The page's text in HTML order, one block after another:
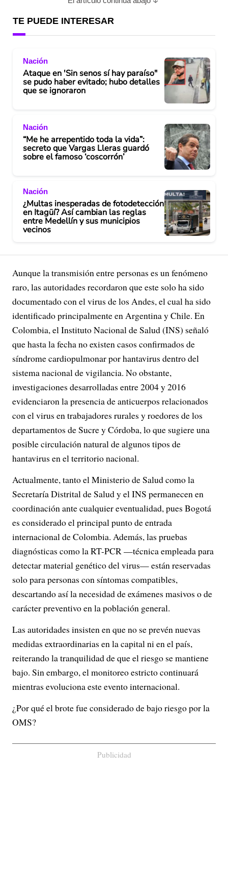
TE PUEDE INTERESAR
Nación
Ataque en 'Sin senos sí hay paraíso"
se pudo haber evitado; hubo detalles
que se ignoraron
Nación
“Me he arrepentido toda la vida”:
secreto que Vargas Lleras guardó
sobre el famoso ‘coscorrón’
Nación
¿Multas inesperadas de fotodetección
en Itagüí? Así cambian las reglas
entre Medellín y sus municipios
vecinos
Aunque la transmisión entre personas es un fenómeno
raro, las autoridades recordaron que este solo ha sido
documentado con el virus de los Andes, el cual ha sido
identificado principalmente en Argentina y Chile. En
Colombia, el Instituto Nacional de Salud (INS) señaló
que hasta la fecha no existen casos confirmados de
síndrome cardiopulmonar por hantavirus dentro del
sistema nacional de vigilancia. No obstante,
investigaciones desarrolladas entre 2004 y 2016
evidenciaron la presencia de anticuerpos relacionados
con el virus en trabajadores rurales y roedores de los
departamentos de Sucre y Córdoba, lo que sugiere una
posible circulación natural de algunos tipos de
hantavirus en el territorio nacional.
Actualmente, tanto el Ministerio de Salud como la
Secretaría Distrital de Salud y el INS permanecen en
coordinación ante cualquier eventualidad, pues Bogotá
es considerado el principal punto de entrada
internacional de Colombia. Además, las pruebas
diagnósticas como la RT-PCR —técnica empleada para
detectar material genético del virus— están reservadas
solo para personas con síntomas compatibles,
descartando así la necesidad de exámenes masivos o de
carácter preventivo en la población general.
Las autoridades insisten en que no se prevén nuevas
medidas extraordinarias en la capital ni en el país,
reiterando la tranquilidad de que el riesgo se mantiene
bajo. Sin embargo, el monitoreo estricto continuará
mientras evoluciona este evento internacional.
¿Por qué el brote fue considerado de bajo riesgo por la
OMS?
Publicidad